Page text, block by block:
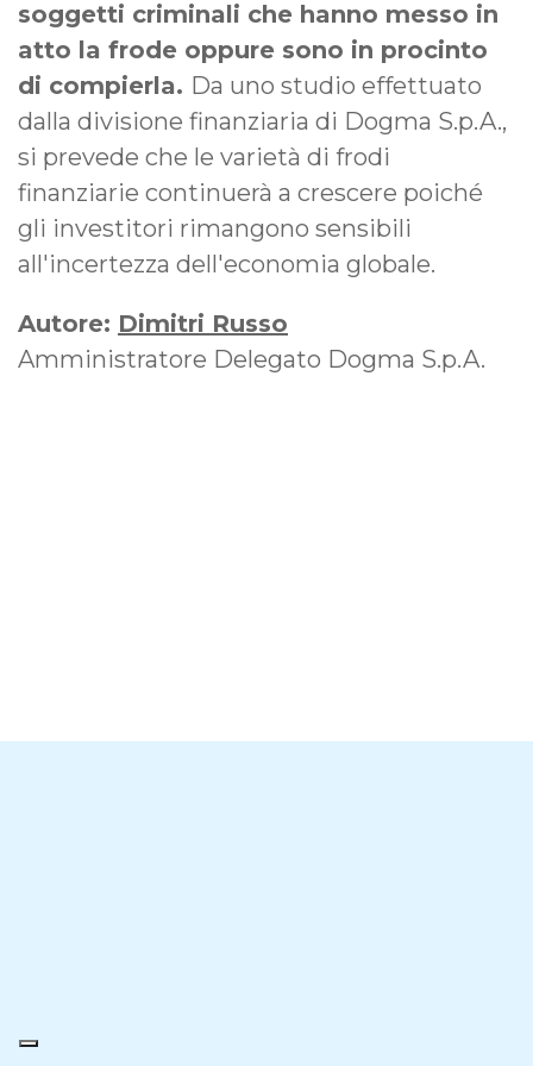
soggetti criminali che hanno messo in
atto la frode oppure sono in procinto
di compierla. Da uno studio effettuato
dalla divisione finanziaria di Dogma S.p.A.,
si prevede che le varietà di frodi
finanziarie continuerà a crescere poiché
gli investitori rimangono sensibili
all'incertezza dell'economia globale.
Autore: Dimitri Russo
Amministratore Delegato Dogma S.p.A.